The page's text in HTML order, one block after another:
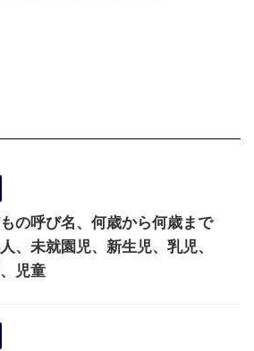
の呼び名、何歳から何歳まで
人、未就園児、新生児、乳児、
児童